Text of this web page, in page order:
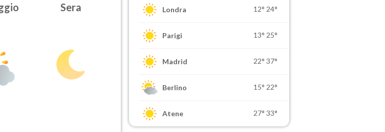
Sera Londra 12° 24°
Parigi 13° 25°
Madrid 22° 37°
Berlino 15° 22°
Atene 27° 33°